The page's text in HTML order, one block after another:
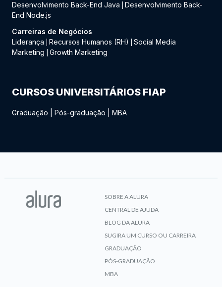
Desenvolvimento Back-End Java
Desenvolvimento Back-
End Node.js
Carreiras de Negócios
Liderança
Recursos Humanos (RH)
Social Media
Marketing
Growth Marketing
CURSOS UNIVERSITÁRIOS FIAP
Graduação Pós-graduação MBA
SOBRE A ALURA
CENTRAL DE AJUDA
BLOG DA ALURA
SUGIRA UM CURSO OU CARREIRA
GRADUAÇÃO
PÓS-GRADUAÇÃO
MBA